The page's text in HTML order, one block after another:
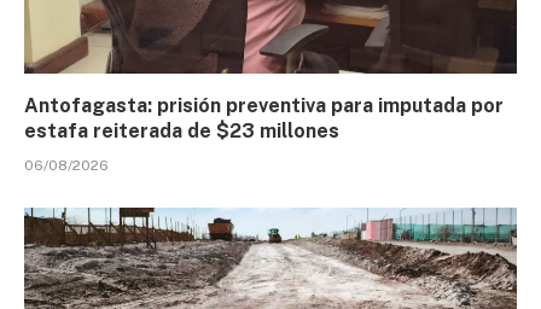
Antofagasta: prisión preventiva para imputada por
estafa reiterada de $23 millones
06/08/2026